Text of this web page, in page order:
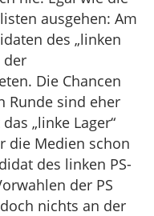
ausgehen: Am
des „linken
der
Die Chancen
Runde sind eher
„linke Lager“
die Medien schon
des linken PS-
der PS
nichts an der